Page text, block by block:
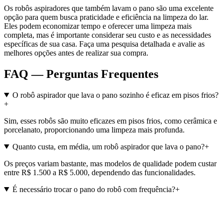
Os robôs aspiradores que também lavam o pano são uma excelente
opção para quem busca praticidade e eficiência na limpeza do lar.
Eles podem economizar tempo e oferecer uma limpeza mais
completa, mas é importante considerar seu custo e as necessidades
específicas de sua casa. Faça uma pesquisa detalhada e avalie as
melhores opções antes de realizar sua compra.
FAQ — Perguntas Frequentes
O robô aspirador que lava o pano sozinho é eficaz em pisos frios?
+
Sim, esses robôs são muito eficazes em pisos frios, como cerâmica e
porcelanato, proporcionando uma limpeza mais profunda.
Quanto custa, em média, um robô aspirador que lava o pano?+
Os preços variam bastante, mas modelos de qualidade podem custar
entre R$ 1.500 a R$ 5.000, dependendo das funcionalidades.
É necessário trocar o pano do robô com frequência?+